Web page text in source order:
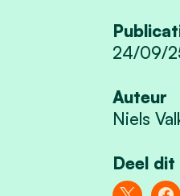
24/09/
Auteur
Niels
Deel